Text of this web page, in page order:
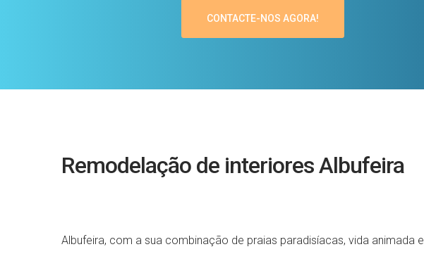
CONTACTE-NOS AGORA!
Remodelação de interiores Albufeira
Albufeira, com a sua combinação de praias paradisíacas, vida animada e